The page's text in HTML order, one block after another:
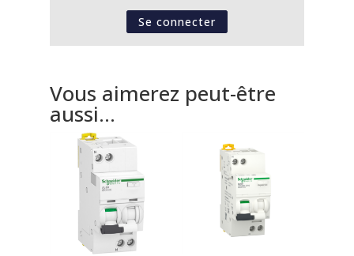
Se connecter
Vous aimerez peut-être
aussi…